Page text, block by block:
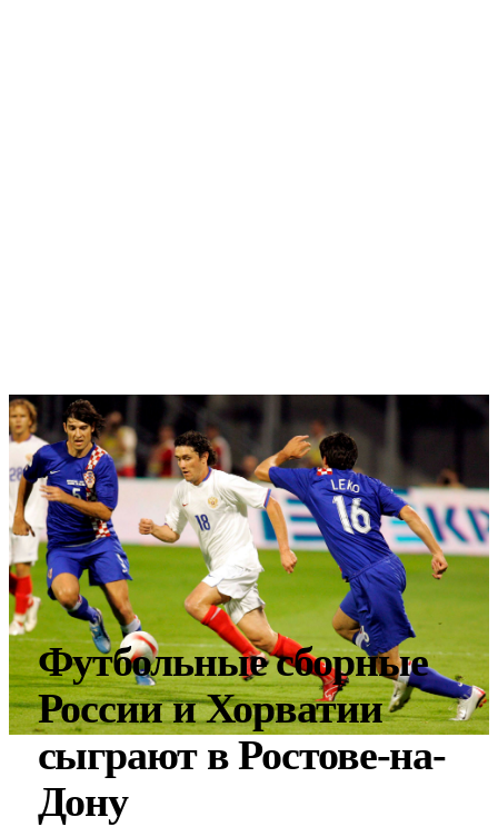
Футбольные сборные
России и Хорватии
сыграют в Ростове-на-
Дону